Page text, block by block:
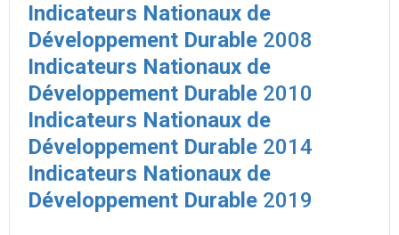
Indicateurs Nationaux de
Développement Durable 2008
Indicateurs Nationaux de
Développement Durable 2010
Indicateurs Nationaux de
Développement Durable 2014
Indicateurs Nationaux de
Développement Durable 2019